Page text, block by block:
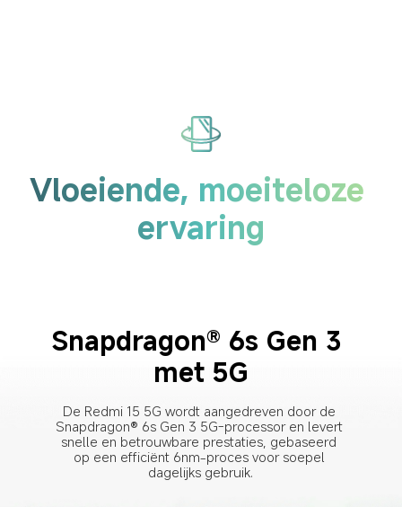
Vloeiende, moeiteloze
ervaring
Snapdragon® 6s Gen 3
met 5G
De Redmi 15 5G wordt aangedreven door de
Snapdragon® 6s Gen 3 5G-processor en levert
snelle en betrouwbare prestaties, gebaseerd
op een efficiënt 6nm-proces voor soepel
dagelijks gebruik.